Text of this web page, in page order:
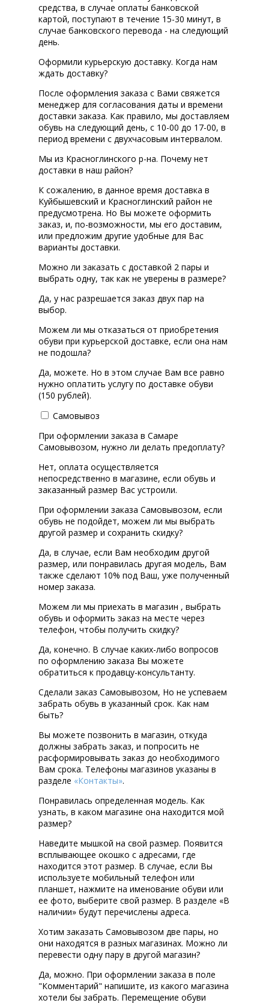
средства, в случае оплаты банковской
картой, поступают в течение 15-30 минут, в
случае банковского перевода - на следующий
день.
Оформили курьерскую доставку. Когда нам
ждать доставку?
После оформления заказа с Вами свяжется
менеджер для согласования даты и времени
доставки заказа. Как правило, мы доставляем
обувь на следующий день, с 10-00 до 17-00, в
период времени с двухчасовым интервалом.
Мы из Красноглинского р-на. Почему нет
доставки в наш район?
К сожалению, в данное время доставка в
Куйбышевский и Красноглинский район не
предусмотрена. Но Вы можете оформить
заказ, и, по-возможности, мы его доставим,
или предложим другие удобные для Вас
варианты доставки.
Можно ли заказать с доставкой 2 пары и
выбрать одну, так как не уверены в размере?
Да, у нас разрешается заказ двух пар на
выбор.
Можем ли мы отказаться от приобретения
обуви при курьерской доставке, если она нам
не подошла?
Да, можете. Но в этом случае Вам все равно
нужно оплатить услугу по доставке обуви
(150 рублей).
Самовывоз
При оформлении заказа в Самаре
Самовывозом, нужно ли делать предоплату?
Нет, оплата осуществляется
непосредственно в магазине, если обувь и
заказанный размер Вас устроили.
При оформлении заказа Самовывозом, если
обувь не подойдет, можем ли мы выбрать
другой размер и сохранить скидку?
Да, в случае, если Вам необходим другой
размер, или понравилась другая модель, Вам
также сделают 10% под Ваш, уже полученный
номер заказа.
Можем ли мы приехать в магазин , выбрать
обувь и оформить заказ на месте через
телефон, чтобы получить скидку?
Да, конечно. В случае каких-либо вопросов
по оформлению заказа Вы можете
обратиться к продавцу-консультанту.
Сделали заказ Самовывозом, Но не успеваем
забрать обувь в указанный срок. Как нам
быть?
Вы можете позвонить в магазин, откуда
должны забрать заказ, и попросить не
расформировывать заказ до необходимого
Вам срока. Телефоны магазинов указаны в
разделе «Контакты».
Понравилась определенная модель. Как
узнать, в каком магазине она находится мой
размер?
Наведите мышкой на свой размер. Появится
всплывающее окошко с адресами, где
находится этот размер. В случае, если Вы
используете мобильный телефон или
планшет, нажмите на именование обуви или
ее фото, выберите свой размер. В разделе «В
наличии» будут перечислены адреса.
Хотим заказать Самовывозом две пары, но
они находятся в разных магазинах. Можно ли
перевести одну пару в другой магазин?
Да, можно. При оформлении заказа в поле
"Комментарий" напишите, из какого магазина
хотели бы забрать. Перемещение обуви